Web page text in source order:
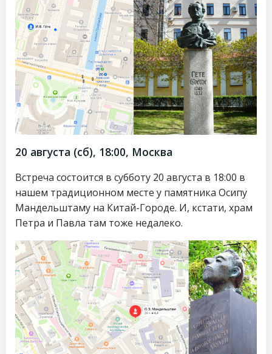
20 августа (сб), 18:00, Москва
Встреча состоится в субботу 20 августа в 18:00 в
нашем традиционном месте у памятника Осипу
Мандельштаму на Китай-Городе. И, кстати, храм
Петра и Павла там тоже недалеко.